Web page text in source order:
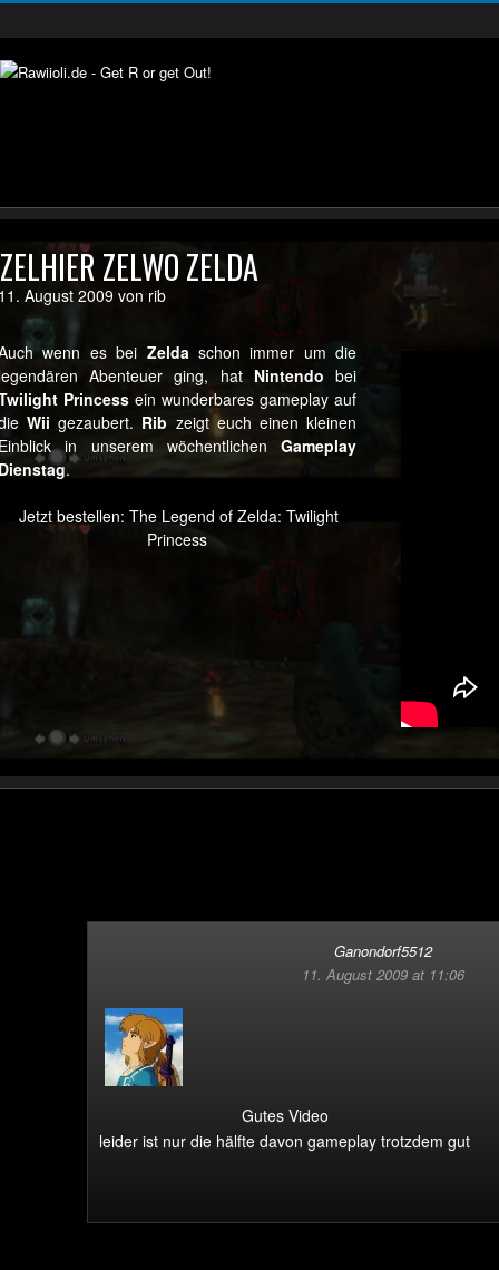
ZELHIER ZELWO ZELDA
August 2009 von rib
wenn es bei Zelda schon immer um die
Abenteuer ging, hat Nintendo bei
Princess ein wunderbares gameplay auf
Wii gezaubert. Rib zeigt euch einen kleinen
in unserem wöchentlichen Gameplay
.
Jetzt bestellen: The Legend of Zelda: Twilight
Princess
Ganondorf5512
11. August 2009 at 11:06
Gutes Video
leider ist nur die hälfte davon gameplay trotzdem gut